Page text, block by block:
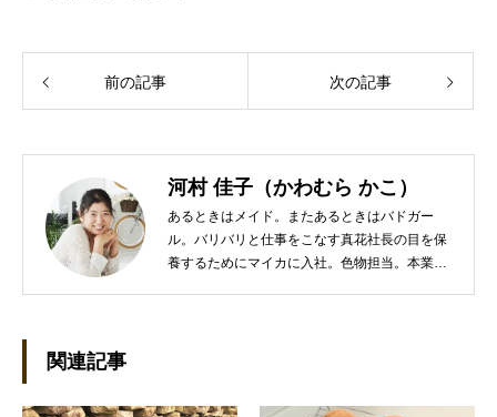
前の記事 次の記事
河村 佳子（かわむら かこ）
あるときはメイド。またあるときはバドガー
ル。バリバリと仕事をこなす真花社長の目を保
養するためにマイカに入社。色物担当。本業は
べく上京。設立して間もない会社に携わること
関連記事